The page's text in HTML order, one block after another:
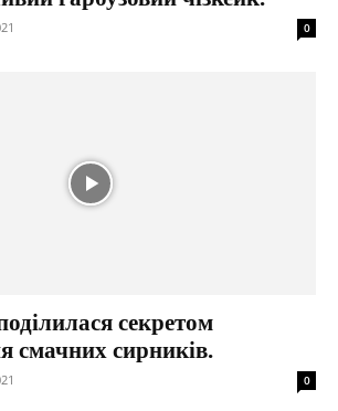
0
секретом
смачних сирників.
0